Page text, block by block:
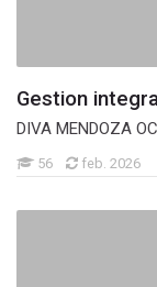
Gestion
DIVA MENDOZA
56 feb. 2026